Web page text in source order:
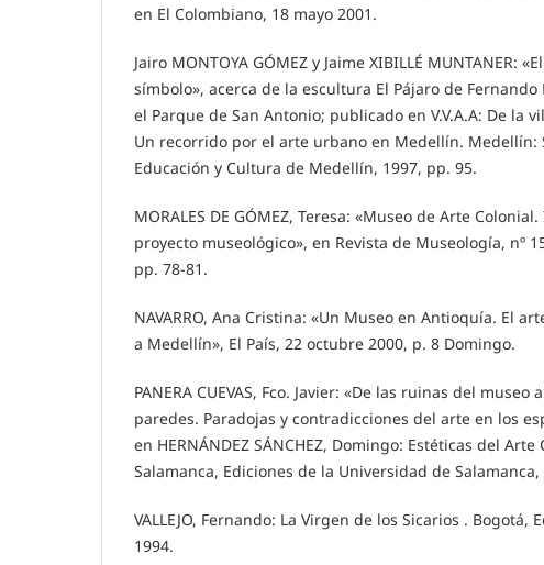
en El Colombiano, 18 mayo 2001.
Jairo MONTOYA GÓMEZ y Jaime XIBILLÉ MUNTANER:
símbolo», acerca de la escultura El Pájaro de
el Parque de San Antonio; publicado en V.V.A.A: De la
Un recorrido por el arte urbano en Medellín. Medellín:
Educación y Cultura de Medellín, 1997, pp. 95.
MORALES DE GÓMEZ, Teresa: «Museo de Arte
proyecto museológico», en Revista de Museología, nº
pp. 78-81.
NAVARRO, Ana Cristina: «Un Museo en Antioquía. El
a Medellín», El País, 22 octubre 2000, p. 8 Domingo.
PANERA CUEVAS, Fco. Javier: «De las ruinas del museo
paredes. Paradojas y contradicciones del arte en los
en HERNÁNDEZ SÁNCHEZ, Domingo: Estéticas del
Salamanca, Ediciones de la Universidad de Salamanca,
VALLEJO, Fernando: La Virgen de los Sicarios . Bogotá,
1994.